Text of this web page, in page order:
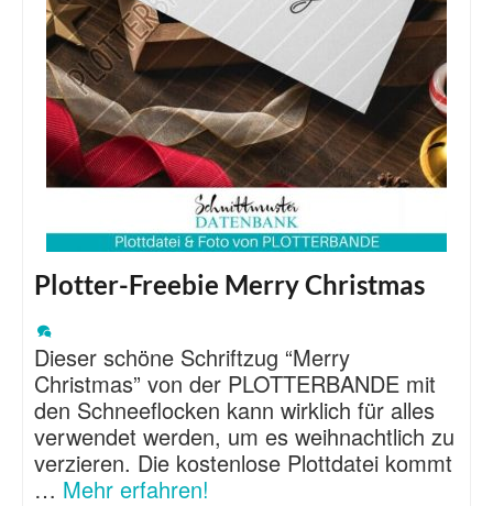
Plotter-Freebie Merry Christmas
Dieser schöne Schriftzug “Merry
Christmas” von der PLOTTERBANDE mit
den Schneeflocken kann wirklich für alles
verwendet werden, um es weihnachtlich zu
verzieren. Die kostenlose Plottdatei kommt
… Mehr erfahren!